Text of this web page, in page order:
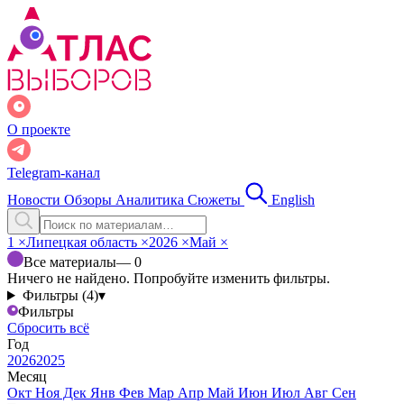
О проекте
Telegram-канал
Новости Обзоры Аналитика Сюжеты English
1 ×Липецкая область ×2026 ×Май ×
Все материалы— 0
Ничего не найдено. Попробуйте изменить фильтры.
Фильтры (4)▾
Фильтры
Сбросить всё
Год
20262025
Месяц
Окт Ноя Дек Янв Фев Мар Апр Май Июн Июл Авг Сен